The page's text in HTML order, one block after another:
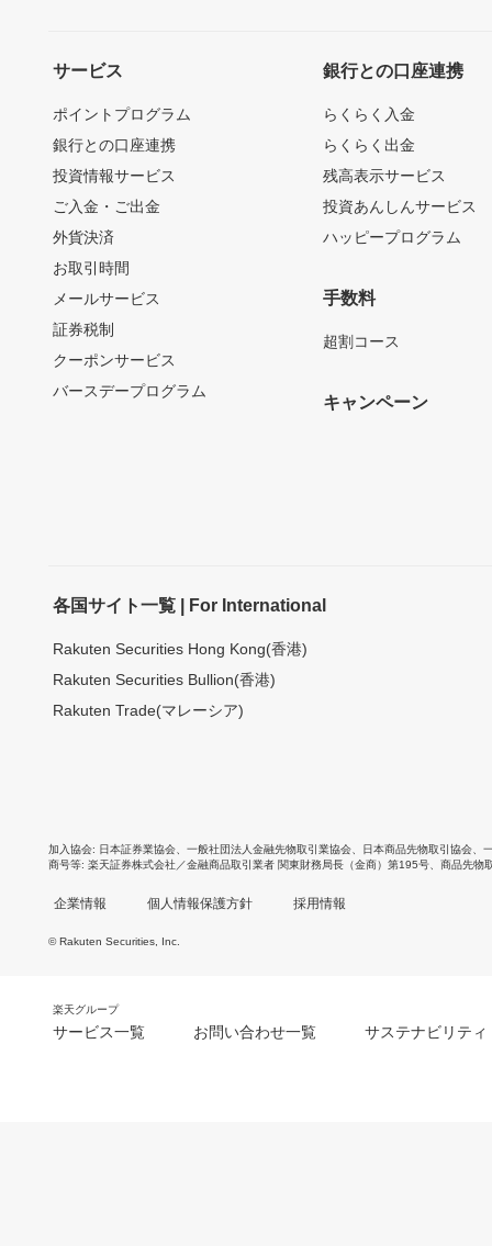
サービス
ポイントプログラム
銀行との口座連携
投資情報サービス
ご入金・ご出金
外貨決済
お取引時間
メールサービス
証券税制
クーポンサービス
バースデープログラム
銀行との口座連携
らくらく入金
らくらく出金
残高表示サービス
投資あんしんサービス
ハッピープログラム
手数料
超割コース
キャンペーン
各国サイト一覧 | For International
Rakuten Securities Hong Kong(香港)
Rakuten Securities Bullion(香港)
Rakuten Trade(マレーシア)
加入協会 日本証券業協会 一般社団法人金融先物取引業協会 日本商品先物取引協会
商号等 楽天証券株式会社／金融商品取引業者 関東財務局長（金商）第195号、商品先物
企業情報 個人情報保護方針 採用情報
© Rakuten Securities, Inc.
楽天グループ
サービス一覧 お問い合わせ一覧 サステナビリティ